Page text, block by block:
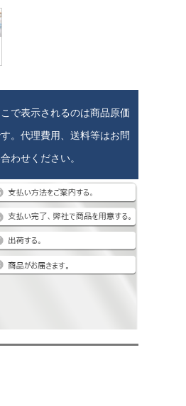
こで表示されるのは商品原価
。代理費用、送料等はお問
わせください。